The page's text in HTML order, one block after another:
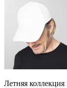
Летняя коллекция